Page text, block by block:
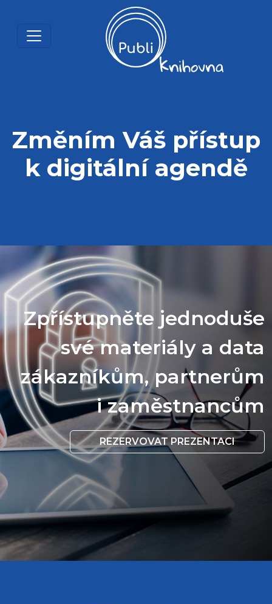
Změním Váš přístup
k digitální agendě
Zpřístupněte jednoduše
své materiály a data
zákazníkům, partnerům
i zaměstnancům
REZERVOVAT PREZENTACI